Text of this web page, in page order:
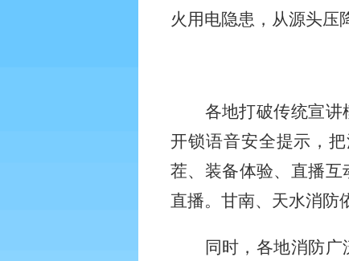
火用电隐患，从源头压
各地打破传统宣
开锁语音安全提示，
茬、装备体验、直播
直播。甘南、天水消防
同时，各地消防